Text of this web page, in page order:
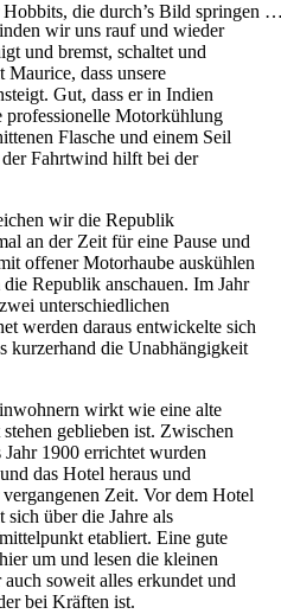
die durch’s Bild springen
wir uns rauf und wieder
und bremst, schaltet und
dass unsere
Gut, dass er in Indien
professionelle Motorkühlung
Flasche und einem Seil
Fahrtwind hilft bei der
wir die Republik
an der Zeit für eine Pause und
offener Motorhaube auskühlen
Republik anschauen. Im Jahr
unterschiedlichen
werden daraus entwickelte sich
kurzerhand die Unabhängigkeit
wirkt wie eine alte
geblieben ist. Zwischen
1900 errichtet wurden
das Hotel heraus und
Zeit. Vor dem Hotel
sich über die Jahre als
etabliert. Eine gute
um und lesen die kleinen
soweit alles erkundet und
bei Kräften ist.